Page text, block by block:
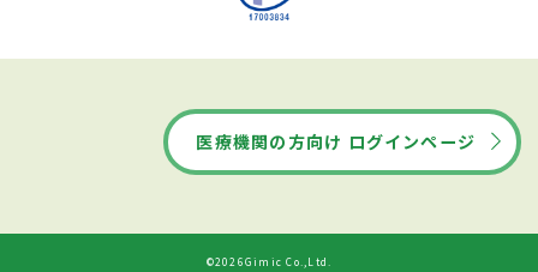
医療機関の方向け ログインページ
©2026Gimic Co.,Ltd.